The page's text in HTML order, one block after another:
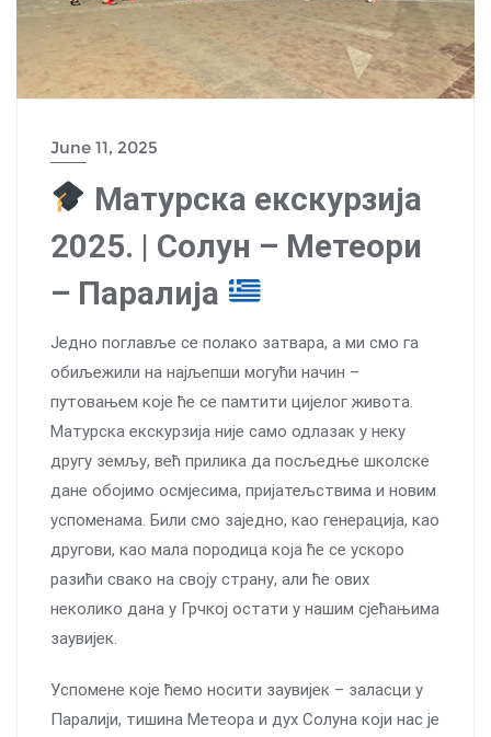
June 11, 2025
Матурска екскурзија
2025. | Солун – Метеори
– Паралија
Једно поглавље се полако затвара, а ми смо га
обиљежили на најљепши могући начин –
путовањем које ће се памтити цијелог живота.
Матурска екскурзија није само одлазак у неку
другу земљу, већ прилика да посљедње школске
дане обојимо осмјесима, пријатељствима и новим
успоменама. Били смо заједно, као генерација, као
другови, као мала породица која ће се ускоро
разићи свако на своју страну, али ће ових
неколико дана у Грчкој остати у нашим сјећањима
заувијек.
Успомене које ћемо носити заувијек – заласци у
Паралији, тишина Метеора и дух Солуна који нас је